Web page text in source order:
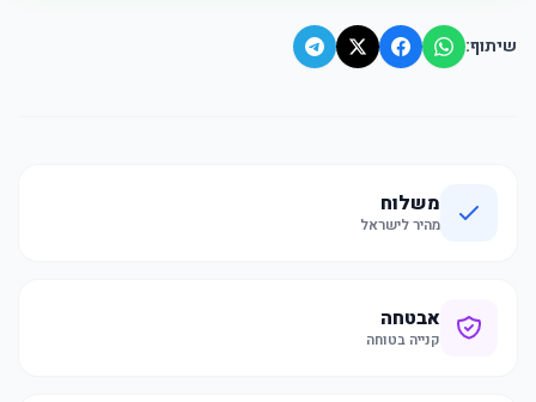
שיתוף:
משלוח
מהיר לישראל
אבטחה
קנייה בטוחה